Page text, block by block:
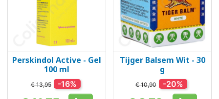
Perskindol Active - Gel
100 ml
€ 13,95 -16%
Tijger Balsem Wit - 30
g
€ 10,90 -20%